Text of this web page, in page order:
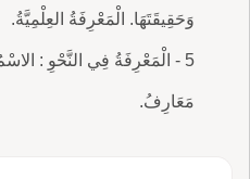
وَحَقِيقَتَهَا. الْمَعْرِفَةُ العِلْمِيَّةُ.
5 - الْمَعْرِفَةُ فِي النَّحْوِ :
مَعَارِفُ.